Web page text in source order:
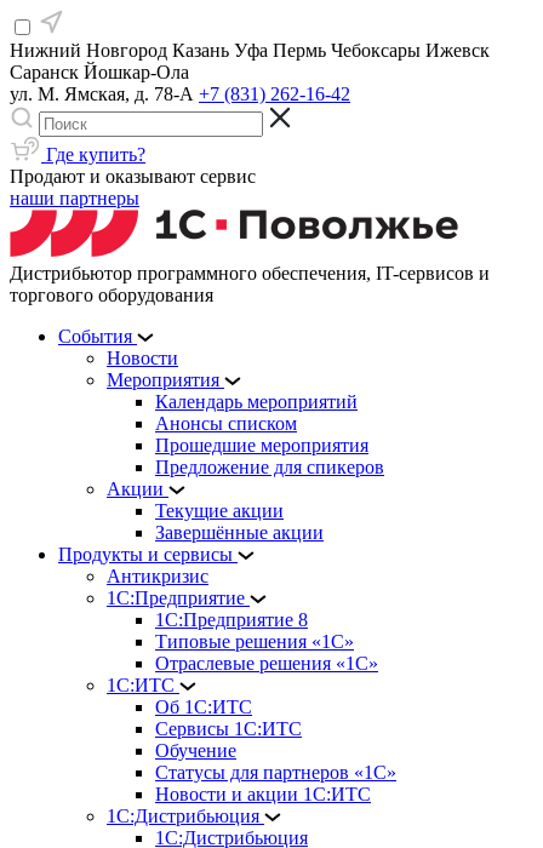
Нижний Новгород Казань Уфа Пермь Чебоксары Ижевск
Саранск Йошкар-Ола
ул. М. Ямская, д. 78-А +7 (831) 262-16-42
Где купить?
Продают и оказывают сервис
наши партнеры
Дистрибьютор программного обеспечения, IT-сервисов и
торгового оборудования
События
Новости
Мероприятия
Календарь мероприятий
Анонсы списком
Прошедшие мероприятия
Предложение для спикеров
Акции
Текущие акции
Завершённые акции
Продукты и сервисы
Антикризис
1С:Предприятие
1С:Предприятие 8
Типовые решения «1С»
Отраслевые решения «1С»
1С:ИТС
Об 1С:ИТС
Сервисы 1С:ИТС
Обучение
Статусы для партнеров «1С»
Новости и акции 1С:ИТС
1С:Дистрибьюция
1С:Дистрибьюция